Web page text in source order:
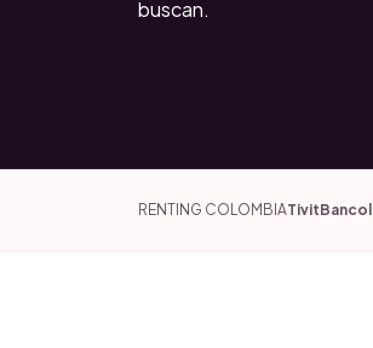
buscan.
RENTING COLOMBIATivit